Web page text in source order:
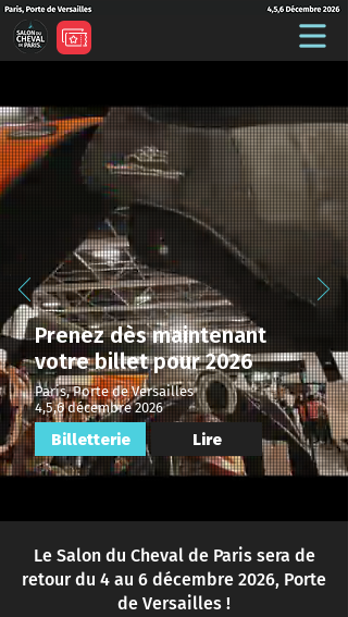
Prenez dès maintenant
votre billet pour 2026
Paris, Porte de Versailles
4,5,6 décembre 2026
Billetterie Lire
Le Salon du Cheval de Paris sera de
retour du 4 au 6 décembre 2026, Porte
de Versailles !